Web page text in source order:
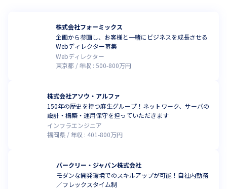
株式会社フォーミックス
企画から参画し、お客様と一緒にビジネスを成長させる
Webディレクター募集
Webディレクター
東京都
年収 :500-800万円
株式会社アソウ・アルファ
150年の歴史を持つ麻生グループ！ネットワーク、サーバの
設計・構築・運用保守を担っていただきます
インフラエンジニア
福岡県
年収 : 401-800万円
バークリー・ジャパン株式会社
モダンな開発環境でのスキルアップが可能！自社内勤務
／フレックスタイム制